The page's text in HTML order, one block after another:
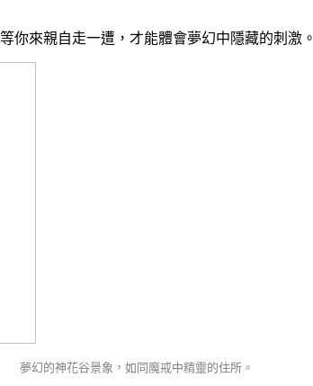
你來親自走一遭，才能體會夢幻中隱藏的刺激。
夢幻的神花谷景象，如同魔戒中精靈的住所。